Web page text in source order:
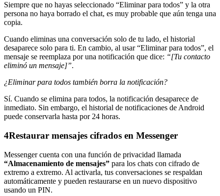
Siempre que no hayas seleccionado “Eliminar para todos” y la otra
persona no haya borrado el chat, es muy probable que aún tenga una
copia.
Cuando eliminas una conversación solo de tu lado, el historial
desaparece solo para ti. En cambio, al usar “Eliminar para todos”, el
mensaje se reemplaza por una notificación que dice: “[Tu contacto
eliminó un mensaje]”.
¿Eliminar para todos también borra la notificación?
Sí. Cuando se elimina para todos, la notificación desaparece de
inmediato. Sin embargo, el historial de notificaciones de Android
puede conservarla hasta por 24 horas.
4Restaurar mensajes cifrados en Messenger
Messenger cuenta con una función de privacidad llamada
“Almacenamiento de mensajes” para los chats con cifrado de
extremo a extremo. Al activarla, tus conversaciones se respaldan
automáticamente y pueden restaurarse en un nuevo dispositivo
usando un PIN.